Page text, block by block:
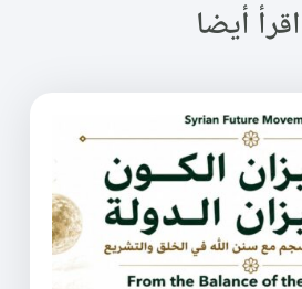
اقرأ أيضا